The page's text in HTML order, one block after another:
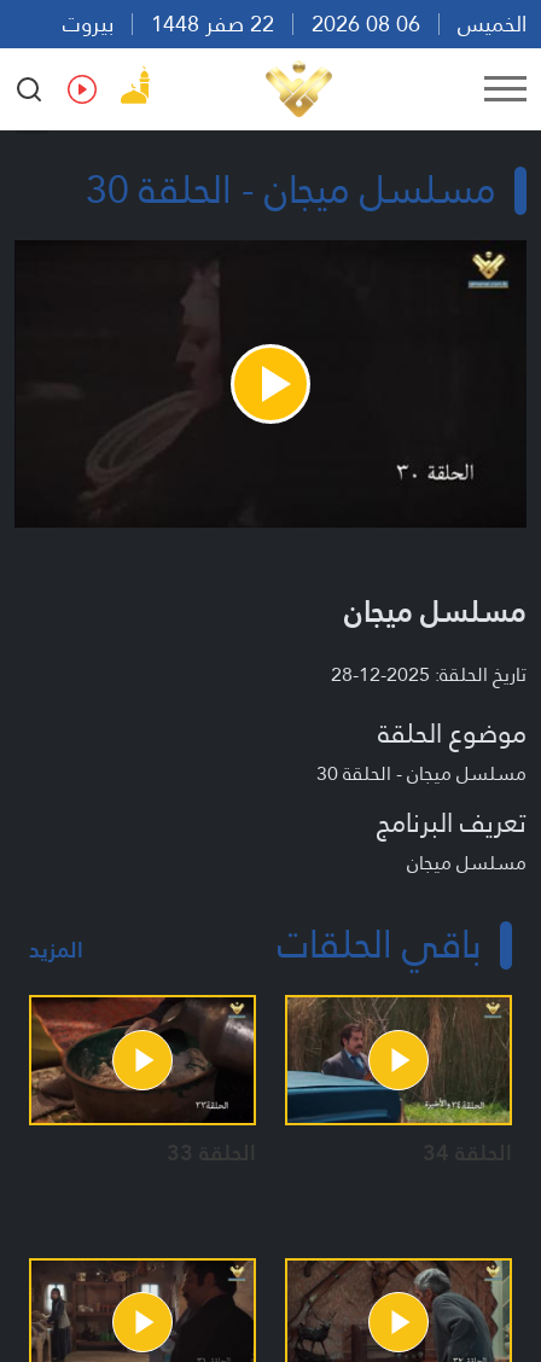
الخميس
بيروت
22:46
Ar En Fr Es
مسلسل ميجان - الحلقة 30
Play
Video
مسلسل ميجان
تاريخ الحلقة: 2025-12-28
موضوع الحلقة
مسلسل ميجان - الحلقة 30
تعريف البرنامج
مسلسل ميجان
باقي الحلقات المزيد
الحلقة 34 الحلقة 33